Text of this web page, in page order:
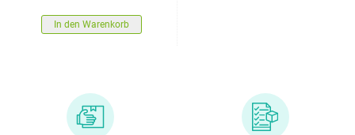
In den Warenkorb